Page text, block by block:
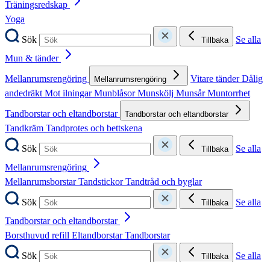
Träningsredskap
Yoga
Sök
Tillbaka
Se alla
Mun & tänder
Mellanrumsrengöring
Mellanrumsrengöring Vitare tänderDålig
andedräktMot ilningarMunblåsorMunskölj MunsårMuntorrhet
Tandborstar och eltandborstar
Tandborstar och eltandborstar
Tandkräm Tandprotes och bettskena
Sök
Tillbaka
Se alla
Mellanrumsrengöring
MellanrumsborstarTandstickorTandtråd och byglar
Sök
Tillbaka
Se alla
Tandborstar och eltandborstar
Borsthuvud refill EltandborstarTandborstar
Sök
Tillbaka
Se alla